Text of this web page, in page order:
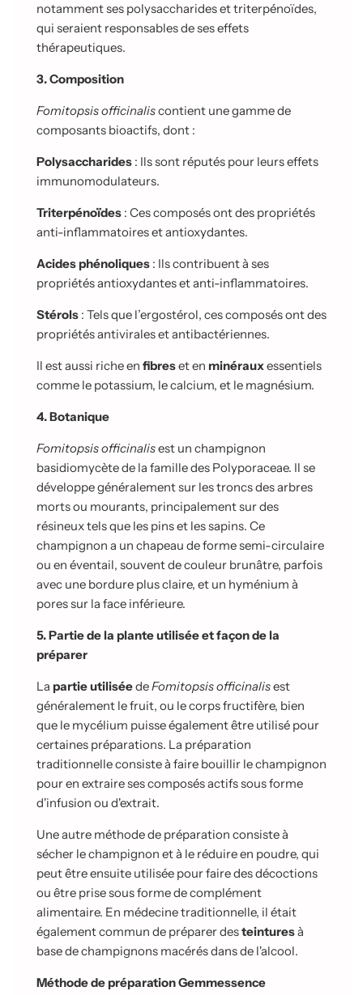
notamment ses polysaccharides et triterpénoïdes,
qui seraient responsables de ses effets
thérapeutiques.
3. Composition
Fomitopsis officinaliscontient une gamme de
composants bioactifs, dont :
Polysaccharides : Ils sont réputés pour leurs effets
immunomodulateurs.
Triterpénoïdes : Ces composés ont des propriétés
anti-inflammatoires et antioxydantes.
Acides phénoliques : Ils contribuent à ses
propriétés antioxydantes et anti-inflammatoires.
Stérols : Tels que l’ergostérol, ces composés ont des
propriétés antivirales et antibactériennes.
Il est aussi riche en fibreset en minérauxessentiels
comme le potassium, le calcium, et le magnésium.
4. Botanique
Fomitopsis officinalisest un champignon
basidiomycète de la famille des Polyporaceae. Il se
développe généralement sur les troncs des arbres
morts ou mourants, principalement sur des
résineux tels que les pins et les sapins. Ce
champignon a un chapeau de forme semi-circulaire
ou en éventail, souvent de couleur brunâtre, parfois
avec une bordure plus claire, et un hyménium à
pores sur la face inférieure.
5. Partie de la plante utilisée et façon de la
préparer
La partie utiliséedeFomitopsis officinalisest
généralement le fruit, ou le corps fructifère, bien
que le mycélium puisse également être utilisé pour
certaines préparations. La préparation
traditionnelle consiste à faire bouillir le champignon
pour en extraire ses composés actifs sous forme
d'infusion ou d'extrait.
Une autre méthode de préparation consiste à
sécher le champignon et à le réduire en poudre, qui
peut être ensuite utilisée pour faire des décoctions
ou être prise sous forme de complément
alimentaire. En médecine traditionnelle, il était
également commun de préparer desteinturesà
base de champignons macérés dans de l'alcool.
Méthode de préparation Gemmessence